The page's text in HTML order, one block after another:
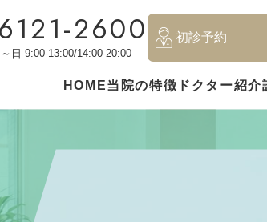
2600
日 9:00-13:00/14:00-20:00
初診予約
HOME当院の特徴 ドクター紹介